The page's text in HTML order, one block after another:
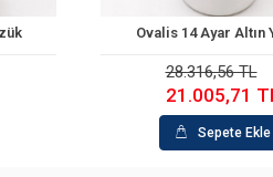
Sepete Ekle
Ovalis 14 Ayar Altın Yüzük